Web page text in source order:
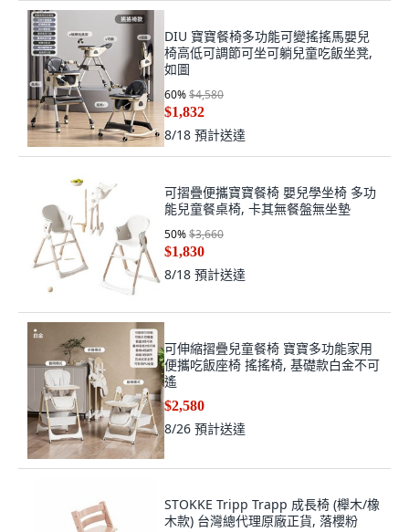
DIU 寶寶餐椅多功能可變搖搖馬嬰兒
椅高低可調節可坐可躺兒童吃飯坐凳,
如圖
60%$4,580
$1,832
8/18 預計送達
可摺疊便攜寶寶餐椅 嬰兒學坐椅 多功
能兒童餐桌椅, 卡其無餐盤無坐墊
50%$3,660
$1,830
8/18 預計送達
可伸縮摺疊兒童餐椅 寶寶多功能家用
便攜吃飯座椅 搖搖椅, 基礎款白金不可
遙
$2,580
8/26 預計送達
STOKKE Tripp Trapp 成長椅 (櫸木/橡
木款) 台灣總代理原廠正貨, 落櫻粉